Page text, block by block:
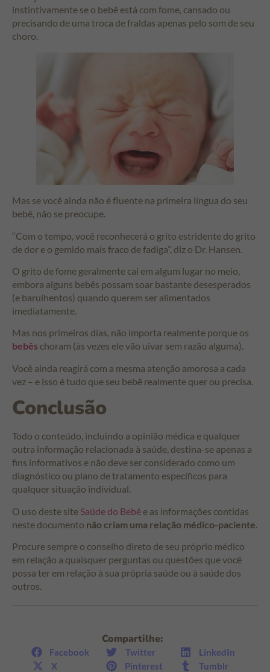
instintivamente se o bebê está com fome, cansado ou
precisando de uma troca de fraldas apenas pelo som de seu
choro.
Mas se você ainda não é fluente na primeira língua do seu
bebê, não se preocupe.
“Com o tempo, você reconhecerá o grito estridente do grito
de dor e o gemido mais fraco de fadiga”, diz o Dr. Hansen.
O grito de fome geralmente cai em algum lugar no meio,
embora alguns bebês possam soar bastante desesperados
(e barulhentos) quando querem ser alimentados
imediatamente.
Mas nos primeiros dias, não importa realmente porque os
bebês choram (às vezes ele vão uivar sem razão alguma).
Você ainda reagirá com a mesma atenção amorosa a cada
vez – e isso é tudo que seu bebê realmente quer ou precisa.
Conclusão
Todo o conteúdo, incluindo a opinião médica e qualquer
outra informação relacionada à saúde, destina-se apenas a
fins informativos e não deve ser considerado como um
diagnóstico ou plano de tratamento específicos para
qualquer situação individual.
O uso deste site Saúde do Bebê e as informações contidas
neste documento não criam uma relação médico-paciente
Procure sempre o conselho direto de seu próprio médico
em relação a quaisquer perguntas ou questões que você
possa ter em relação à sua própria saúde ou à saúde dos
outros.
Compartilhe:
Facebook Twitter
LinkedIn
X
Pinterest
Tumblr